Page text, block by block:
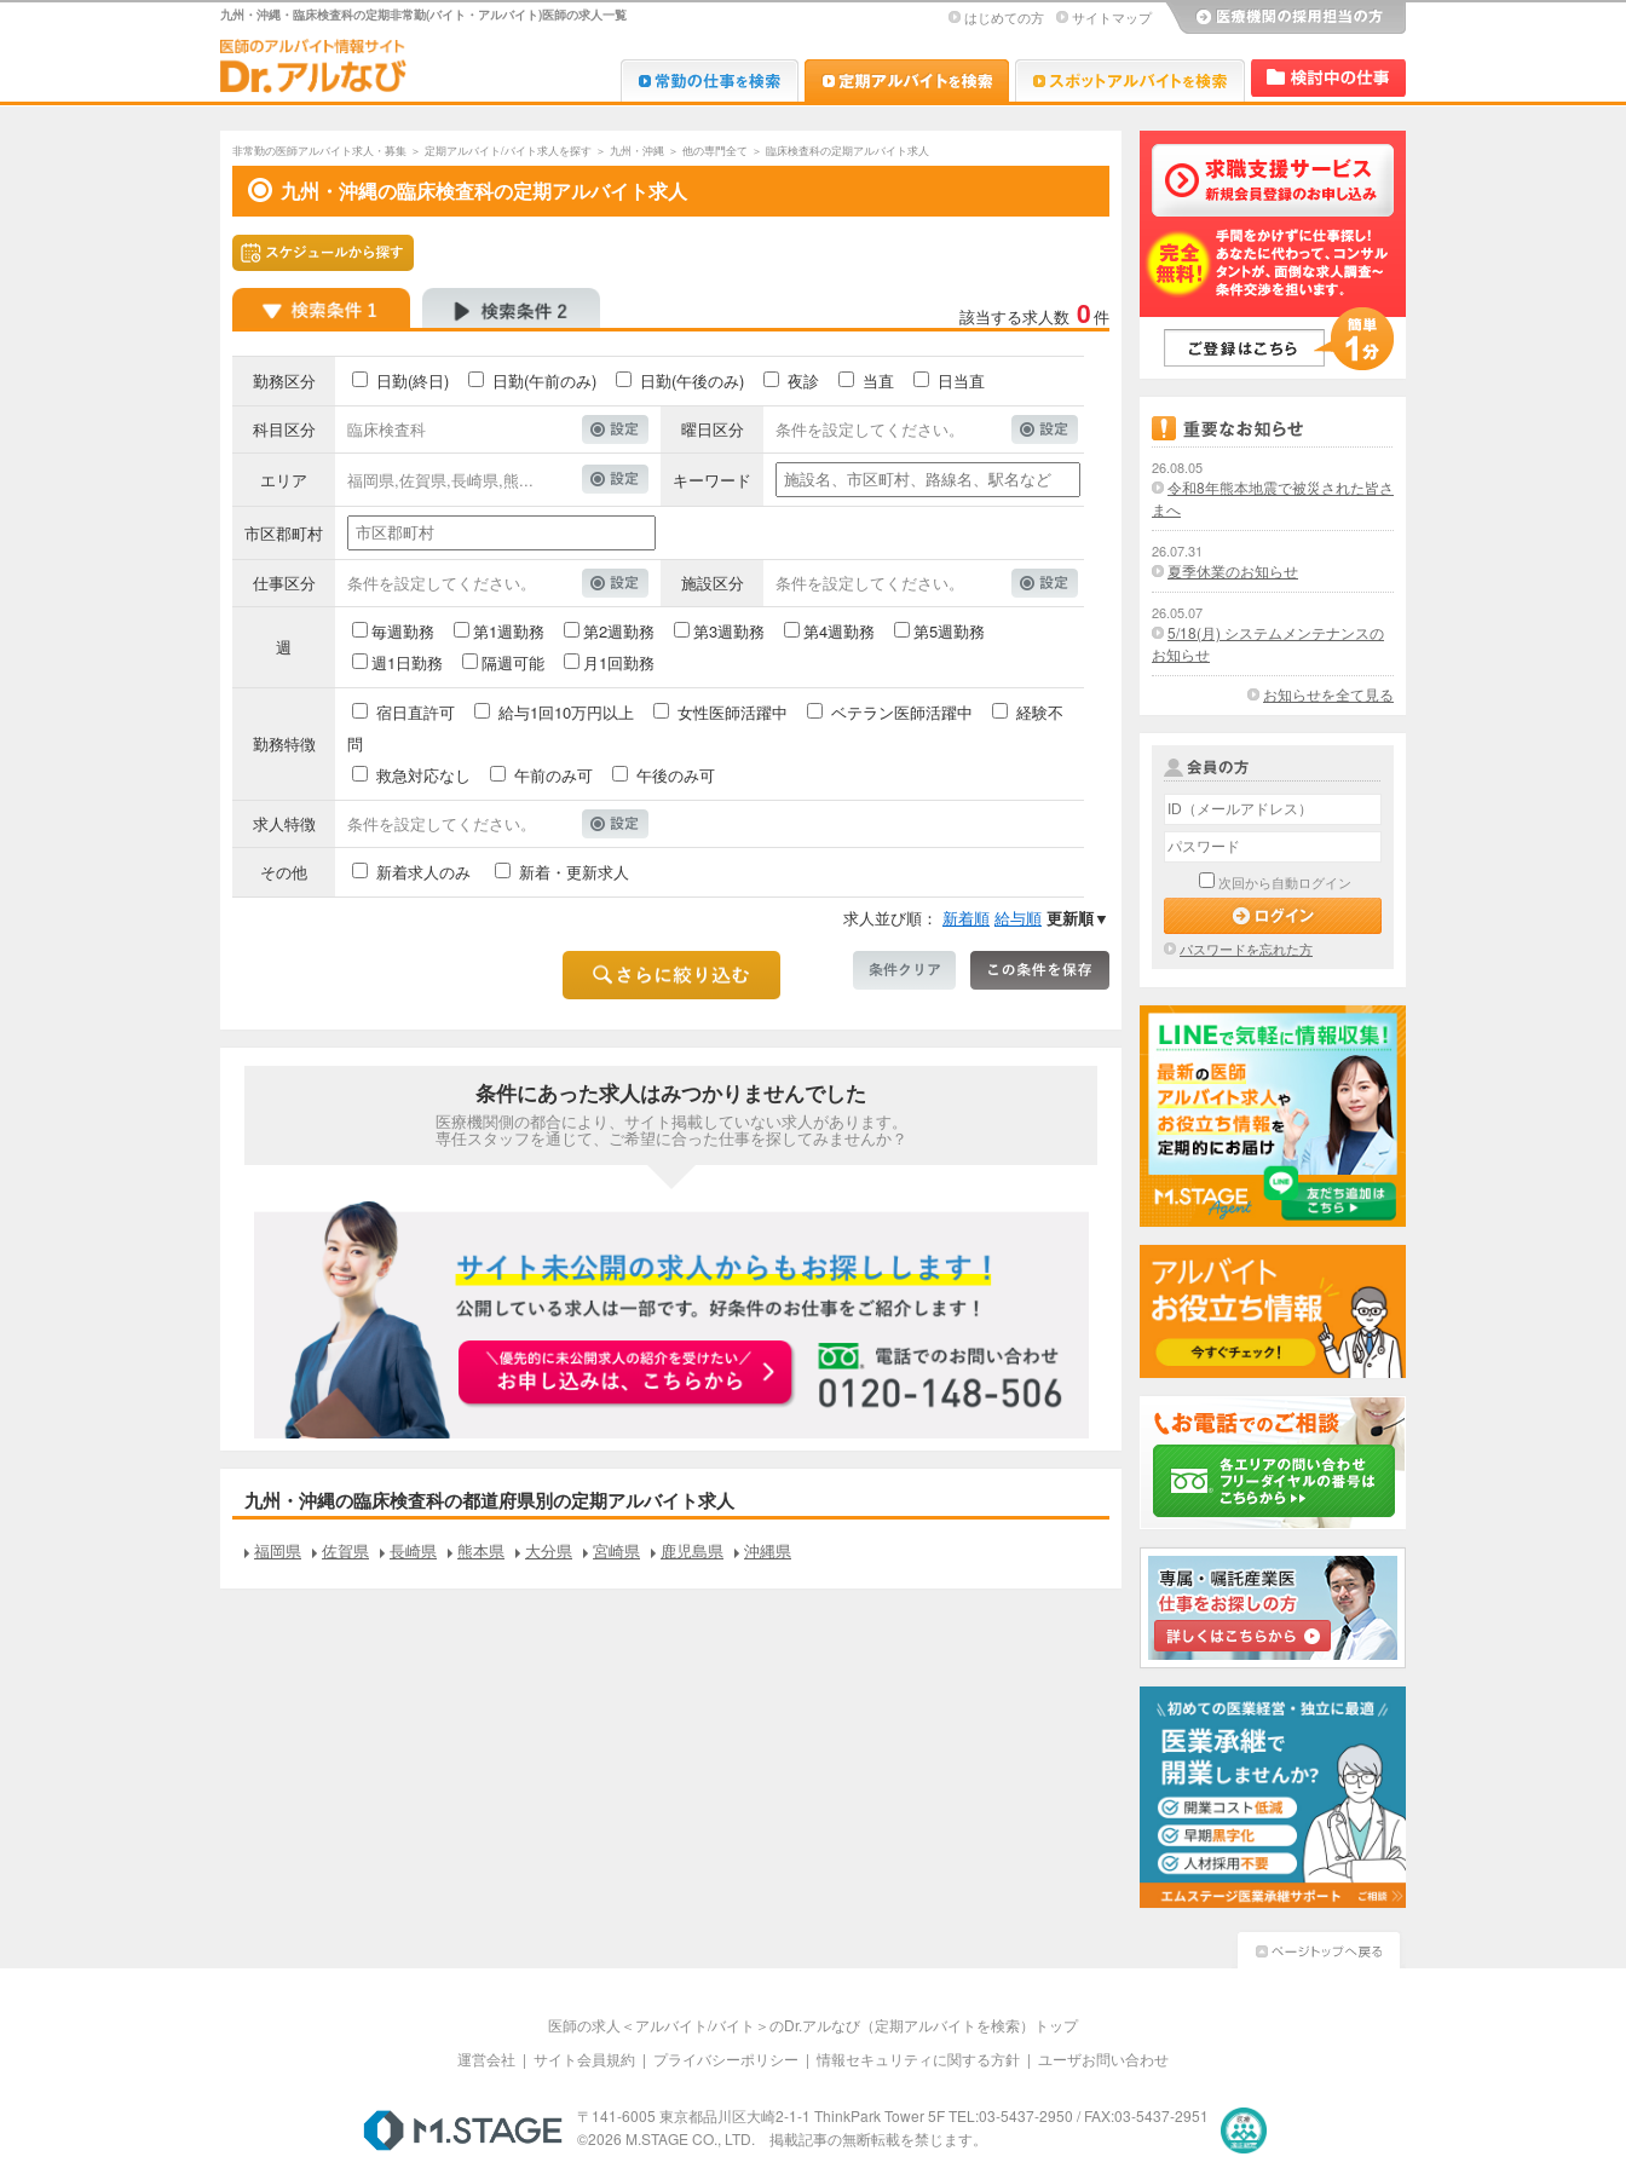
九州・沖縄・臨床検査科の定期非常勤(バイト・アルバイト)医師の求人一覧 はじめての方 サイトマップ
Dr.転職なび Dr.アルなび Dr.アルなび
非常勤の医師アルバイト求人・募集 ＞ 定期アルバイト/バイト求人を探す ＞ 九州・沖縄 ＞ 他の専門全て ＞ 臨床検査科の定期アルバイト求人
九州・沖縄の臨床検査科の定期アルバイト求人
該当する求人数 0件
勤務区分 日勤(終日) 日勤(午前のみ) 日勤(午後のみ) 夜診 当直 日当直
科目区分 臨床検査科 曜日区分 条件を設定してください。
エリア 福岡県,佐賀県,長崎県,熊... キーワード
市区郡町村
仕事区分 条件を設定してください。 施設区分 条件を設定してください。
週
毎週勤務 第1週勤務 第2週勤務 第3週勤務 第4週勤務
第5週勤務
週1日勤務
隔週可能 月1回勤務
勤務特徴
宿日直許可 給与1回10万円以上 女性医師活躍中 ベテラン医師活躍中
経験不
問
救急対応なし
午前のみ可 午後のみ可
求人特徴 条件を設定してください。
その他 新着求人のみ
新着・更新求人
求人並び順： 新着順 給与順 更新順▼
条件にあった求人はみつかりませんでした
医療機関側の都合により、サイト掲載していない求人があります。
専任スタッフを通じて、ご希望に合った仕事を探してみませんか？
お申込みはこちらから
九州・沖縄の臨床検査科の都道府県別の定期アルバイト求人
福岡県 佐賀県 長崎県 熊本県 大分県 宮崎県 鹿児島県 沖縄県
26.08.05
令和8年熊本地震で被災された皆さ
まへ
26.07.31
夏季休業のお知らせ
26.05.07
5/18(月) システムメンテナンスの
お知らせ
お知らせを全て見る
次回から自動ログイン
パスワードを忘れた方
医師の求人＜アルバイト/バイト＞のDr.アルなび（定期アルバイトを検索）トップ
運営会社 | サイト会員規約 | プライバシーポリシー | 情報セキュリティに関する方針 | ユーザお問い合わせ
M.STAGE
〒141-6005 東京都品川区大崎2-1-1 ThinkPark Tower 5F TEL:03-5437-2950 / FAX:03-5437-2951
©2026 M.STAGE CO., LTD. 掲載記事の無断転載を禁じます。